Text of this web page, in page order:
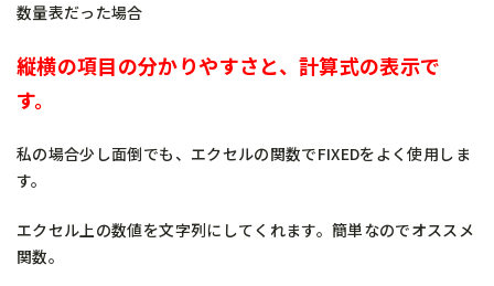
数量表だった場合
縦横の項目の分かりやすさと、計算式の表示で
す。
私の場合少し面倒でも、エクセルの関数でFIXEDをよく使用しま
す。
エクセル上の数値を文字列にしてくれます。簡単なのでオススメ
関数。